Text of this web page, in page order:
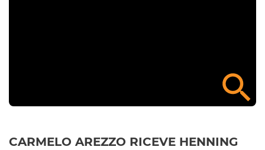
CARMELO AREZZO RICEVE HENNING